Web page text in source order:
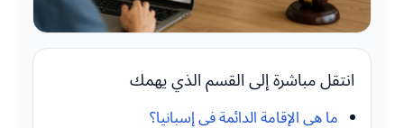
انتقل مباشرة إلى القسم الذي يهمك
ما هي الإقامة الدائمة في إسبانيا؟